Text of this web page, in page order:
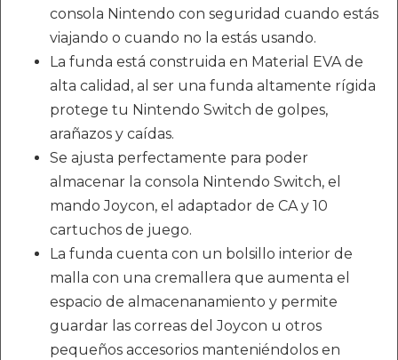
consola Nintendo con seguridad cuando estás
viajando o cuando no la estás usando.
La funda está construida en Material EVA de
alta calidad, al ser una funda altamente rígida
protege tu Nintendo Switch de golpes,
arañazos y caídas.
Se ajusta perfectamente para poder
almacenar la consola Nintendo Switch, el
mando Joycon, el adaptador de CA y 10
cartuchos de juego.
La funda cuenta con un bolsillo interior de
malla con una cremallera que aumenta el
espacio de almacenanamiento y permite
guardar las correas del Joycon u otros
pequeños accesorios manteniéndolos en